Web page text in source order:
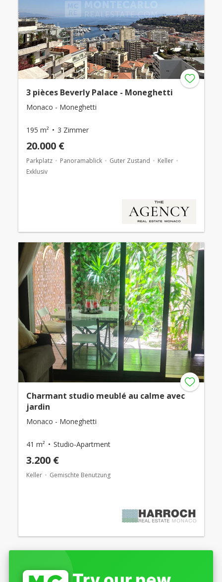
3 pièces Beverly Palace - Moneghetti
Monaco - Moneghetti
195 m² 3 Zimmer
20.000 €
Parkplatz Panoramablick Guter Zustand
Keller
Exklusiv
Charmant studio meublé au calme avec
jardin
Monaco - Moneghetti
41 m² Studio-Apartment
3.200 €
Keller Gemischte Benutzung